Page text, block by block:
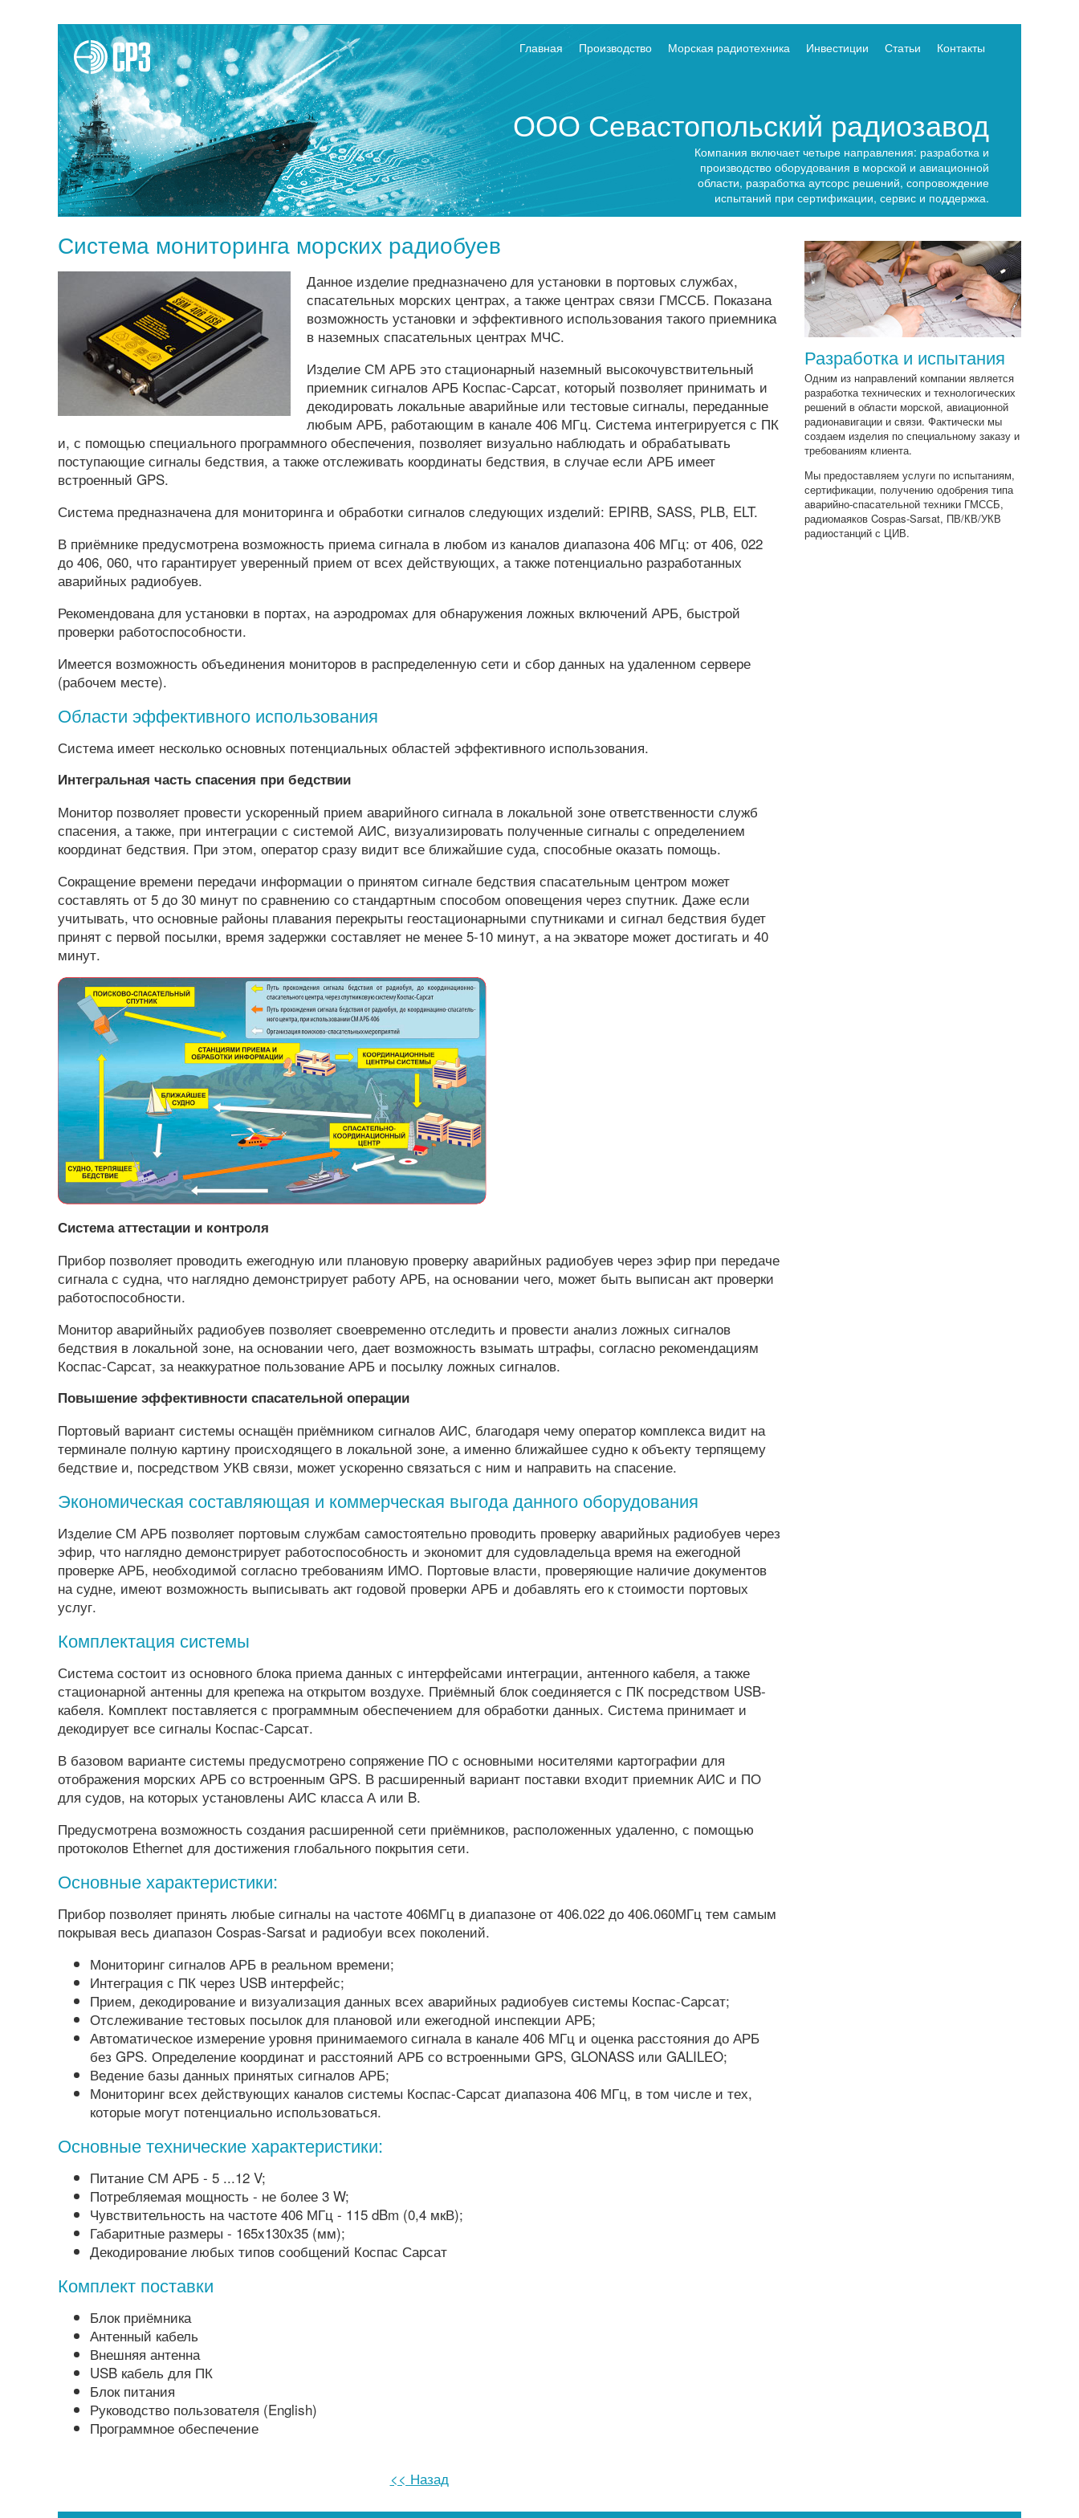
Главная Производство Морская радиотехника Инвестиции Статьи Контакты
ООО Севастопольский радиозавод
Компания включает четыре направления: разработка и
производство оборудования в морской и авиационной
области, разработка аутсорс решений, сопровождение
испытаний при сертификации, сервис и поддержка.
Система мониторинга морских радиобуев
Данное изделие предназначено для установки в портовых службах,
спасательных морских центрах, а также центрах связи ГМССБ. Показана
возможность установки и эффективного использования такого приемника
в наземных спасательных центрах МЧС.
Изделие СМ АРБ это стационарный наземный высокочувствительный
приемник сигналов АРБ Коспас-Сарсат, который позволяет принимать и
декодировать локальные аварийные или тестовые сигналы, переданные
любым АРБ, работающим в канале 406 МГц. Система интегрируется с ПК
и, с помощью специального программного обеспечения, позволяет визуально наблюдать и обрабатывать
поступающие сигналы бедствия, а также отслеживать координаты бедствия, в случае если АРБ имеет
встроенный GPS.
Система предназначена для мониторинга и обработки сигналов следующих изделий: EPIRB, SASS, PLB, ELT.
В приёмнике предусмотрена возможность приема сигнала в любом из каналов диапазона 406 МГц: от 406, 022
до 406, 060, что гарантирует уверенный прием от всех действующих, а также потенциально разработанных
аварийных радиобуев.
Рекомендована для установки в портах, на аэродромах для обнаружения ложных включений АРБ, быстрой
проверки работоспособности.
Имеется возможность объединения мониторов в распределенную сети и сбор данных на удаленном сервере
(рабочем месте).
Области эффективного использования
Система имеет несколько основных потенциальных областей эффективного использования.
Интегральная часть спасения при бедствии
Монитор позволяет провести ускоренный прием аварийного сигнала в локальной зоне ответственности служб
спасения, а также, при интеграции с системой АИС, визуализировать полученные сигналы с определением
координат бедствия. При этом, оператор сразу видит все ближайшие суда, способные оказать помощь.
Сокращение времени передачи информации о принятом сигнале бедствия спасательным центром может
составлять от 5 до 30 минут по сравнению со стандартным способом оповещения через спутник. Даже если
учитывать, что основные районы плавания перекрыты геостационарными спутниками и сигнал бедствия будет
принят с первой посылки, время задержки составляет не менее 5-10 минут, а на экваторе может достигать и 40
минут.
Система аттестации и контроля
Прибор позволяет проводить ежегодную или плановую проверку аварийных радиобуев через эфир при передаче
сигнала с судна, что наглядно демонстрирует работу АРБ, на основании чего, может быть выписан акт проверки
работоспособности.
Монитор аварийныйх радиобуев позволяет своевременно отследить и провести анализ ложных сигналов
бедствия в локальной зоне, на основании чего, дает возможность взымать штрафы, согласно рекомендациям
Коспас-Сарсат, за неаккуратное пользование АРБ и посылку ложных сигналов.
Повышение эффективности спасательной операции
Портовый вариант системы оснащён приёмником сигналов АИС, благодаря чему оператор комплекса видит на
терминале полную картину происходящего в локальной зоне, а именно ближайшее судно к объекту терпящему
бедствие и, посредством УКВ связи, может ускоренно связаться с ним и направить на спасение.
Экономическая составляющая и коммерческая выгода данного оборудования
Изделие СМ АРБ позволяет портовым службам самостоятельно проводить проверку аварийных радиобуев через
эфир, что наглядно демонстрирует работоспособность и экономит для судовладельца время на ежегодной
проверке АРБ, необходимой согласно требованиям ИМО. Портовые власти, проверяющие наличие документов
на судне, имеют возможность выписывать акт годовой проверки АРБ и добавлять его к стоимости портовых
услуг.
Комплектация системы
Система состоит из основного блока приема данных с интерфейсами интеграции, антенного кабеля, а также
стационарной антенны для крепежа на открытом воздухе. Приёмный блок соединяется с ПК посредством USB-
кабеля. Комплект поставляется с программным обеспечением для обработки данных. Система принимает и
декодирует все сигналы Коспас-Сарсат.
В базовом варианте системы предусмотрено сопряжение ПО с основными носителями картографии для
отображения морских АРБ со встроенным GPS. В расширенный вариант поставки входит приемник АИС и ПО
для судов, на которых установлены АИС класса А или B.
Предусмотрена возможность создания расширенной сети приёмников, расположенных удаленно, с помощью
протоколов Ethernet для достижения глобального покрытия сети.
Основные характеристики:
Прибор позволяет принять любые сигналы на частоте 406МГц в диапазоне от 406.022 до 406.060МГц тем самым
покрывая весь диапазон Cospas-Sarsat и радиобуи всех поколений.
Мониторинг сигналов АРБ в реальном времени;
Интеграция с ПК через USB интерфейс;
Прием, декодирование и визуализация данных всех аварийных радиобуев системы Коспас-Сарсат;
Отслеживание тестовых посылок для плановой или ежегодной инспекции АРБ;
Автоматическое измерение уровня принимаемого сигнала в канале 406 МГц и оценка расстояния до АРБ
без GPS. Определение координат и расстояний АРБ со встроенными GPS, GLONASS или GALILEO;
Ведение базы данных принятых сигналов АРБ;
Мониторинг всех действующих каналов системы Коспас-Сарсат диапазона 406 МГц, в том числе и тех,
которые могут потенциально использоваться.
Основные технические характеристики:
Питание СМ АРБ - 5 ...12 V;
Потребляемая мощность - не более 3 W;
Чувствительность на частоте 406 МГц - 115 dBm (0,4 мкВ);
Габаритные размеры - 165x130x35 (мм);
Декодирование любых типов сообщений Коспас Сарсат
Комплект поставки
Блок приёмника
Антенный кабель
Внешняя антенна
USB кабель для ПК
Блок питания
Руководство пользователя (English)
Программное обеспечение
<< Назад
Разработка и испытания
Одним из направлений компании является
разработка технических и технологических
решений в области морской, авиационной
радионавигации и связи. Фактически мы
создаем изделия по специальному заказу и
требованиям клиента.
Мы предоставляем услуги по испытаниям,
сертификации, получению одобрения типа
аварийно-спасательной техники ГМССБ,
радиомаяков Cospas-Sarsat, ПВ/КВ/УКВ
радиостанций с ЦИВ.